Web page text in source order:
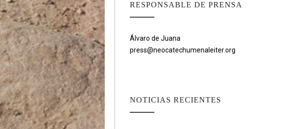
RESPONSABLE DE PRENSA
Álvaro de Juana
press@neocatechumenaleiter.org
NOTICIAS RECIENTES